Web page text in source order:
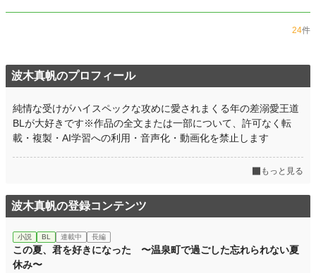
24件
波木真帆のプロフィール
純情な受けがハイスペックな攻めに愛されまくる年の差溺愛王道
BLが大好きです※作品の全文または一部について、許可なく転
載・複製・AI学習への利用・音声化・動画化を禁止します
もっと見る
波木真帆の登録コンテンツ
小説 BL 連載中 長編
この夏、君を好きになった 〜温泉町で過ごした忘れられない夏
休み〜